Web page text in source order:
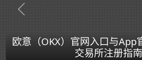
）官网入口与App官方下载 |
交易所注册指南
上一张